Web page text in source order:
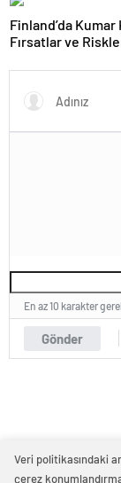
0
Finland’da
Fırsatlar ve
Gönder
En az 10 karakter
Veri politikasındaki
çerez